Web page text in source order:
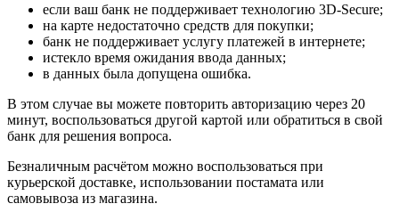
если ваш банк не поддерживает технологию 3D-Secure;
на карте недостаточно средств для покупки;
банк не поддерживает услугу платежей в интернете;
истекло время ожидания ввода данных;
в данных была допущена ошибка.
В этом случае вы можете повторить авторизацию через 20
минут, воспользоваться другой картой или обратиться в свой
банк для решения вопроса.
Безналичным расчётом можно воспользоваться при
курьерской доставке, использовании постамата или
самовывоза из магазина.